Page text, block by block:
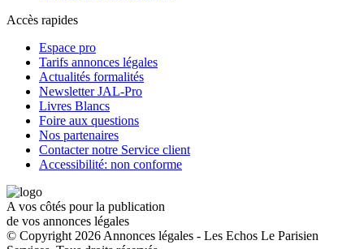
Accès rapides
Espace pro
Tarifs annonces légales
Actualités formalités
Newsletter JAL-Pro
Livres Blancs
Foire aux questions
Nos partenaires
Contacter notre Service client
Accessibilité: non conforme
A vos côtés pour la publication
de vos annonces légales
© Copyright 2026 Annonces légales - Les Echos Le Parisien